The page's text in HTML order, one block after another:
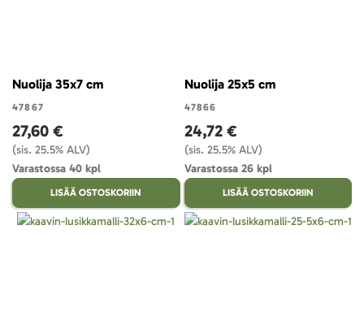
Nuolija 35x7 cm
47867
27,60 €
(sis. 25.5% ALV)
Varastossa 40 kpl
LISÄÄ OSTOSKORIIN
Nuolija 25x5 cm
47866
24,72 €
(sis. 25.5% ALV)
Varastossa 26 kpl
LISÄÄ OSTOSKORIIN